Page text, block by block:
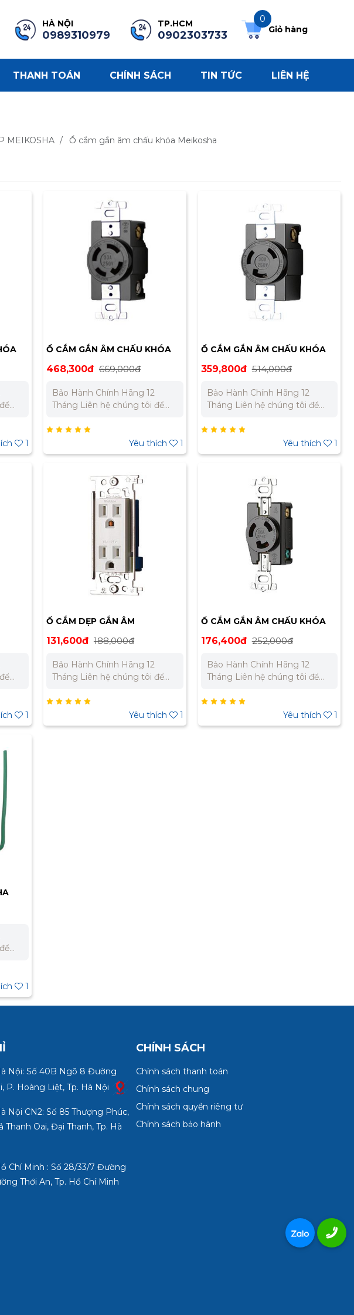
HÀ NỘI
0989310979
TP.HCM
0902303733
0
Giỏ hàng
THANH TOÁN CHÍNH SÁCH TIN TỨC LIÊN HỆ
MEIKOSHA / Ổ cắm gắn âm chấu khóa Meikosha
980
1
Ổ CẮM GẮN ÂM CHẤU KHÓA
MEIKOSHA MH2879
468,300đ 669,000đ
Bảo Hành Chính Hãng 12
Tháng Liên hệ chúng tôi để
án. Miền Bắc : 0989 310 979 –
0902 303 733 – 0945 332 980
Yêu thích 1
Ổ CẮM GẮN ÂM CHẤU KHÓA
MEIKOSHA MH2878
359,800đ 514,000đ
Bảo Hành Chính Hãng 12
Tháng Liên hệ chúng tôi để
án. Miền Bắc : 0989 310 979 –
0902 303 733 – 0945 332 980
Yêu thích 1
980
1
Ổ CẮM DẸP GẮN ÂM
MEIKOSHA ML1215W
131,600đ 188,000đ
Bảo Hành Chính Hãng 12
Tháng Liên hệ chúng tôi để
án. Miền Bắc : 0989 310 979 –
0902 303 733 – 0945 332 980
Yêu thích 1
Ổ CẮM GẮN ÂM CHẤU KHÓA
MEIKOSHA MH2877
176,400đ 252,000đ
Bảo Hành Chính Hãng 12
Tháng Liên hệ chúng tôi để
án. Miền Bắc : 0989 310 979 –
0902 303 733 – 0945 332 980
Yêu thích 1
980
1
Nội: Số 40B Ngõ 8 Đường
P. Hoàng Liệt, Tp. Hà Nội
Nội CN2: Số 85 Thượng Phúc,
Thanh Oai, Đại Thanh, Tp. Hà
Chí Minh : Số 28/33/7 Đường
Thới An, Tp. Hồ Chí Minh
CHÍNH SÁCH
Chính sách thanh toán
Chính sách chung
Chính sách quyền riêng tư
Chính sách bảo hành